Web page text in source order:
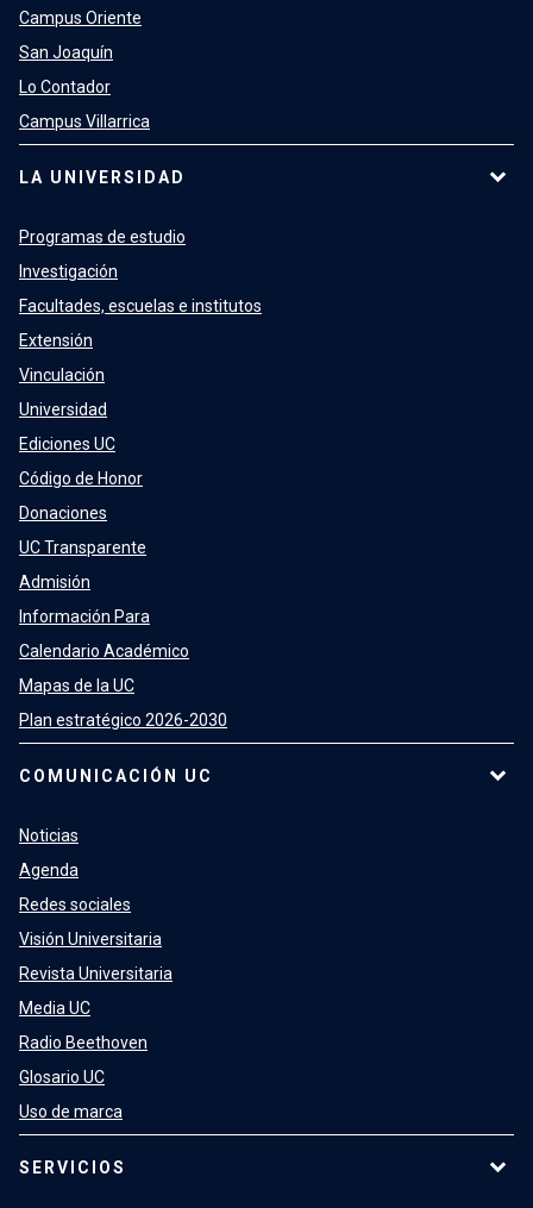
Campus Oriente
San Joaquín
Lo Contador
Campus Villarrica
LA UNIVERSIDAD
Programas de estudio
Investigación
Facultades, escuelas e institutos
Extensión
Vinculación
Universidad
Ediciones UC
Código de Honor
Donaciones
UC Transparente
Admisión
Información Para
Calendario Académico
Mapas de la UC
Plan estratégico 2026-2030
COMUNICACIÓN UC
Noticias
Agenda
Redes sociales
Visión Universitaria
Revista Universitaria
Media UC
Radio Beethoven
Glosario UC
Uso de marca
SERVICIOS